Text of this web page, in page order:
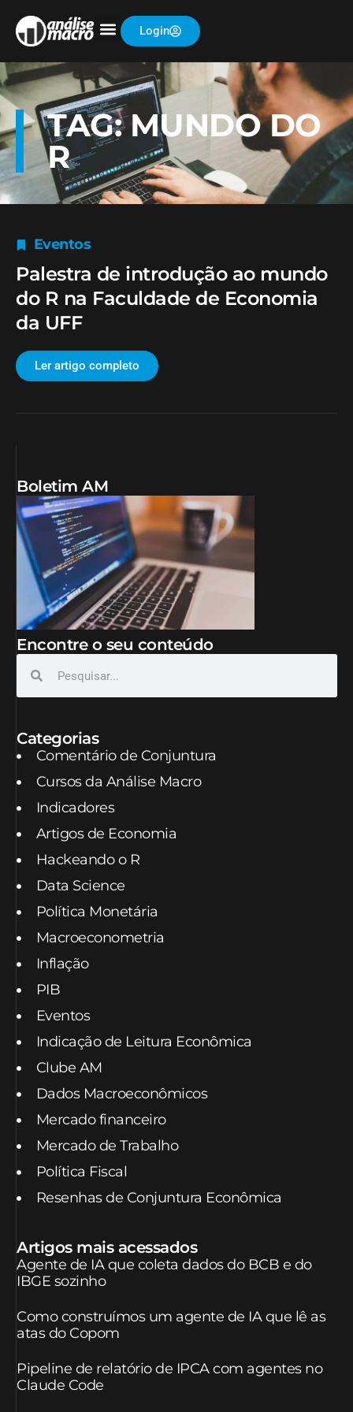
Login
TAG: MUNDO DO
R
Eventos
Palestra de introdução ao mundo
do R na Faculdade de Economia
da UFF
Ler artigo completo
Boletim AM
Encontre o seu conteúdo
Categorias
Comentário de Conjuntura
Cursos da Análise Macro
Indicadores
Artigos de Economia
Hackeando o R
Data Science
Política Monetária
Macroeconometria
Inflação
PIB
Eventos
Indicação de Leitura Econômica
Clube AM
Dados Macroeconômicos
Mercado financeiro
Mercado de Trabalho
Política Fiscal
Resenhas de Conjuntura Econômica
Artigos mais acessados
Agente de IA que coleta dados do BCB e do
IBGE sozinho
Como construímos um agente de IA que lê as
atas do Copom
Pipeline de relatório de IPCA com agentes no
Claude Code